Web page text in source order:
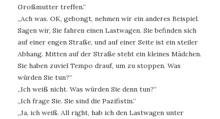
Großmutter treffen.“
„Ach was. OK, gebongt, nehmen wir ein anderes Beispiel.
Sagen wir, Sie fahren einen Lastwagen. Sie befinden sich
auf einer engen Straße, und auf einer Seite ist ein steiler
Abhang. Mitten auf der Straße steht ein kleines Mädchen.
Sie haben zuviel Tempo drauf, um zu stoppen. Was
würden Sie tun?“
„Ich weiß nicht. Was würden Sie denn tun?“
„Ich frage Sie. Sie sind die Pazifistin.“
„Ja, ich weiß. All right, hab ich den Lastwagen unter